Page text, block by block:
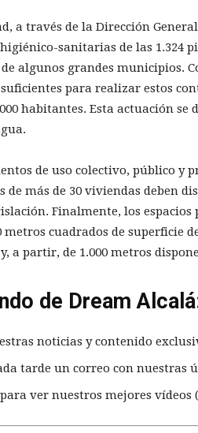
a través de la Dirección
sanitarias de las 1.324
algunos grandes municipios.
para realizar estos
habitantes. Esta actuación
de uso colectivo, público y
de más de 30 viviendas deben
Finalmente, los
metros cuadrados de superficie
a partir, de 1.000 metros
de Dream
noticias y contenido
tarde un correo con nuestras
ver nuestros mejores vídeos (